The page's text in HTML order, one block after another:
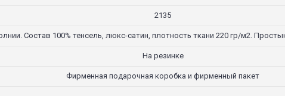
2135
Состав 100% тенсель, люкс-сатин, плотность ткани 220 гр/м2.
На резинке
Фирменная подарочная коробка и фирменный пакет